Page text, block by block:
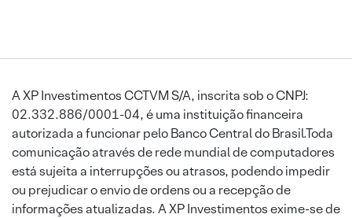
A XP Investimentos CCTVM S/A, inscrita sob o CNPJ:
02.332.886/0001-04, é uma instituição financeira
autorizada a funcionar pelo Banco Central do Brasil.Toda
comunicação através de rede mundial de computadores
está sujeita a interrupções ou atrasos, podendo impedir
ou prejudicar o envio de ordens ou a recepção de
informações atualizadas. A XP Investimentos exime-se de